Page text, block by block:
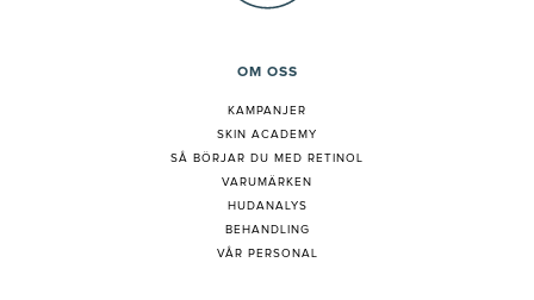
OM OSS
KAMPANJER
SKIN ACADEMY
SÅ BÖRJAR DU MED RETINOL
VARUMÄRKEN
HUDANALYS
BEHANDLING
VÅR PERSONAL